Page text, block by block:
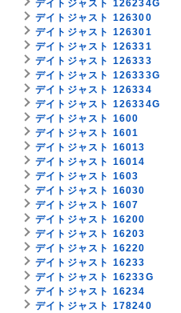
デイトジャスト 126234G
デイトジャスト 126300
デイトジャスト 126301
デイトジャスト 126331
デイトジャスト 126333
デイトジャスト 126333G
デイトジャスト 126334
デイトジャスト 126334G
デイトジャスト 1600
デイトジャスト 1601
デイトジャスト 16013
デイトジャスト 16014
デイトジャスト 1603
デイトジャスト 16030
デイトジャスト 1607
デイトジャスト 16200
デイトジャスト 16203
デイトジャスト 16220
デイトジャスト 16233
デイトジャスト 16233G
デイトジャスト 16234
デイトジャスト 178240